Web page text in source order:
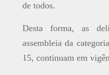
de todos.
Desta forma, as
assembleia da
15, continuam em